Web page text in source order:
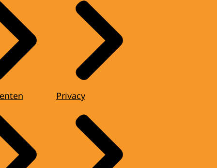
Privacy